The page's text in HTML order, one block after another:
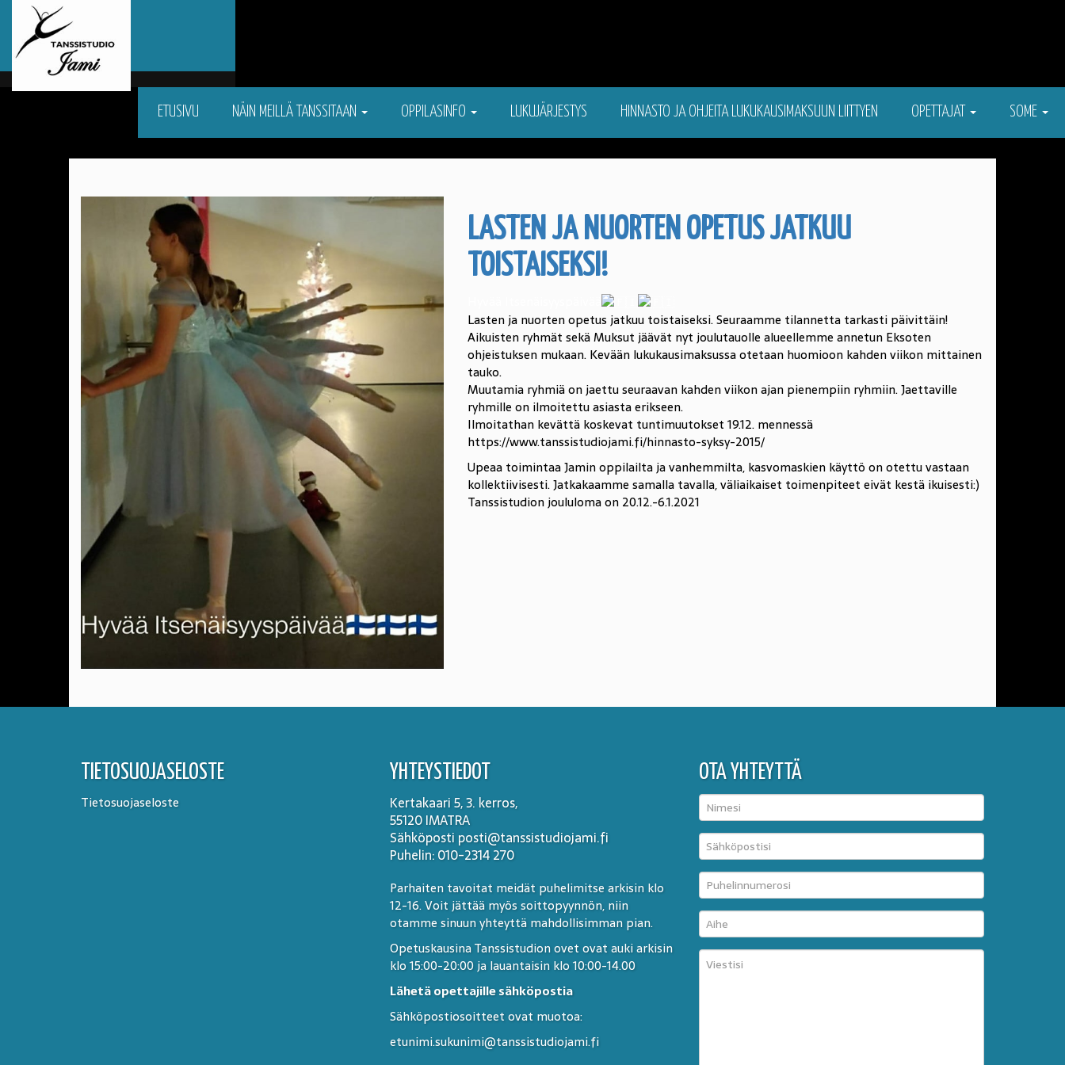
ETUSIVU NÄIN MEILLÄ TANSSITAAN OPPILASINFO LUKUJÄRJESTYS HINNASTO JA OHJEITA LUKUKAUSIMAKSUUN LIITTYEN OPETTAJAT SOME
LASTEN JA NUORTEN OPETUS JATKUU
TOISTAISEKSI!
Lasten ja nuorten opetus jatkuu toistaiseksi. Seuraamme tilannetta tarkasti päivittäin!
Aikuisten ryhmät sekä Muksut jäävät nyt joulutauolle alueellemme annetun Eksoten
ohjeistuksen mukaan. Kevään lukukausimaksussa otetaan huomioon kahden viikon mittainen
tauko.
Muutamia ryhmiä on jaettu seuraavan kahden viikon ajan pienempiin ryhmiin. Jaettaville
ryhmille on ilmoitettu asiasta erikseen.
Ilmoitathan kevättä koskevat tuntimuutokset 19.12. mennessä
https://www.tanssistudiojami.fi/hinnasto-syksy-2015/
Upeaa toimintaa Jamin oppilailta ja vanhemmilta, kasvomaskien käyttö on otettu vastaan
kollektiivisesti. Jatkakaamme samalla tavalla, väliaikaiset toimenpiteet eivät kestä ikuisesti:)
Tanssistudion joululoma on 20.12.-6.1.2021
TIETOSUOJASELOSTE
Tietosuojaseloste
YHTEYSTIEDOT
Kertakaari 5, 3. kerros,
55120 IMATRA
Sähköposti posti@tanssistudiojami.fi
Puhelin: 010-2314 270
Parhaiten tavoitat meidät puhelimitse arkisin klo
12-16. Voit jättää myös soittopyynnön, niin
otamme sinuun yhteyttä mahdollisimman pian.
Opetuskausina Tanssistudion ovet ovat auki arkisin
klo 15:00-20:00 ja lauantaisin klo 10:00-14.00
Lähetä opettajille sähköpostia
Sähköpostiosoitteet ovat muotoa:
etunimi.sukunimi@tanssistudiojami.fi
OTA YHTEYTTÄ